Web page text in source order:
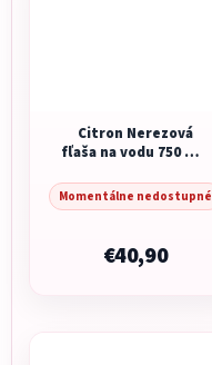
Citron Nerezová
fľaša na vodu 750 ml -
Momentálne nedostupné
€40,90